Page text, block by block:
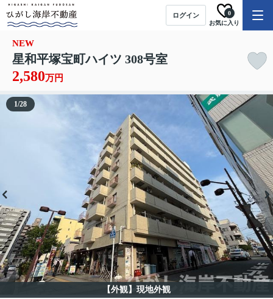
ログイン
お気に入り
0
NEW
星和平塚宝町ハイツ 308号室
2,580万円
【外観】現地外観
1/28